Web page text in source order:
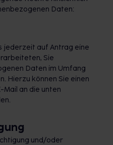
Daten:
jederzeit auf Antrag eine
Sie
Daten im Umfang
Hierzu können Sie einen
an die unten
und/oder